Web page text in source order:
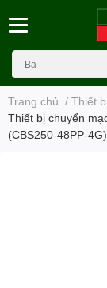
Trang chủ / Thiết
Thiết bị chuyển
(CBS250-48PP-